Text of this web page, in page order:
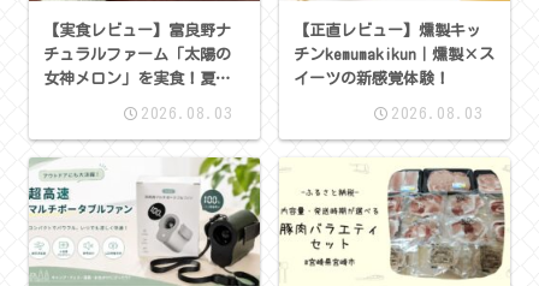
【実食レビュー】富良野ナ
チュラルファーム「太陽の
女神メロン」を実食！夏の
2026.08.03
【正直レビュー】燻製キッ
チンkemumakikun｜燻製×ス
イーツの新感覚体験！
2026.08.03